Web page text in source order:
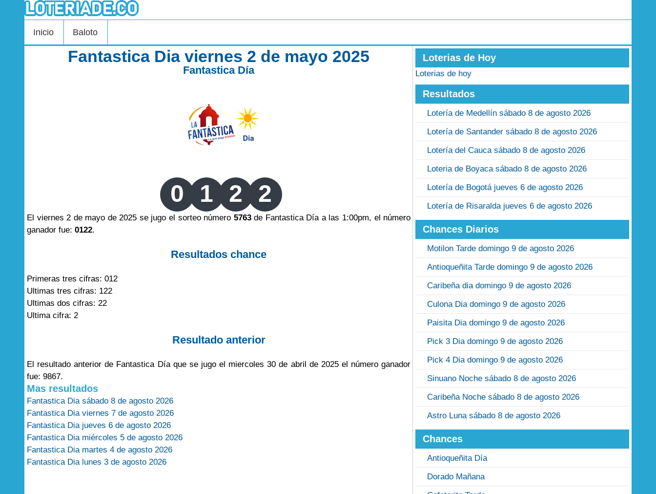
Inicio Baloto
Fantastica Dia viernes 2 de mayo 2025
Fantastica Día
0 1 2 2
El viernes 2 de mayo de 2025 se jugo el sorteo número 5763de Fantastica Día a las 1:00pm, el número
ganador fue: 0122.
Resultados chance
Primeras tres cifras: 012
Ultimas tres cifras: 122
Ultimas dos cifras: 22
Ultima cifra: 2
Resultado anterior
El resultado anterior de Fantastica Día que se jugo el miercoles 30 de abril de 2025 el número ganador
fue: 9867.
Mas resultados
Fantastica Dia sábado 8 de agosto 2026
Fantastica Dia viernes 7 de agosto 2026
Fantastica Dia jueves 6 de agosto 2026
Fantastica Dia miércoles 5 de agosto 2026
Fantastica Dia martes 4 de agosto 2026
Fantastica Dia lunes 3 de agosto 2026
Loterias de Hoy
Loterias de hoy
Resultados
Lotería de Medellín sábado 8 de agosto 2026
Lotería de Santander sábado 8 de agosto 2026
Lotería del Cauca sábado 8 de agosto 2026
Loteria de Boyaca sábado 8 de agosto 2026
Lotería de Bogotá jueves 6 de agosto 2026
Lotería de Risaralda jueves 6 de agosto 2026
Chances Diarios
Motilon Tarde domingo 9 de agosto 2026
Antioqueñita Tarde domingo 9 de agosto 2026
Caribeña dia domingo 9 de agosto 2026
Culona Dia domingo 9 de agosto 2026
Paisita Dia domingo 9 de agosto 2026
Pick 3 Dia domingo 9 de agosto 2026
Pick 4 Dia domingo 9 de agosto 2026
Sinuano Noche sábado 8 de agosto 2026
Caribeña Noche sábado 8 de agosto 2026
Astro Luna sábado 8 de agosto 2026
Chances
Antioqueñita Día
Dorado Mañana